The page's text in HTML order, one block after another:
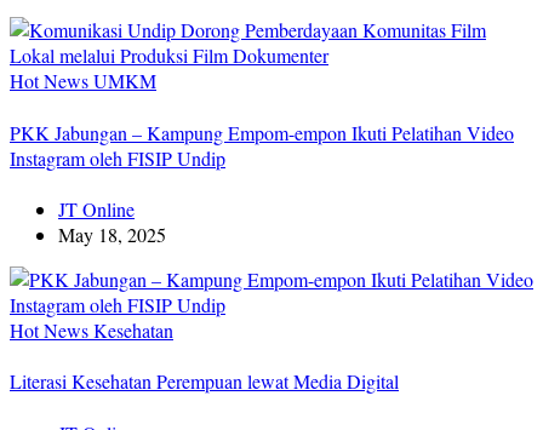
Hot NewsUMKM
PKK Jabungan – Kampung Empom-empon Ikuti Pelatihan Video
Instagram oleh FISIP Undip
JT Online
May 18, 2025
Hot NewsKesehatan
Literasi Kesehatan Perempuan lewat Media Digital